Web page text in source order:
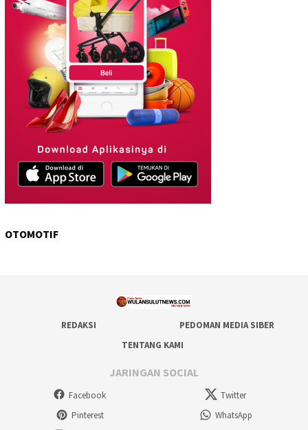
OTOMOTIF
REDAKSI
PEDOMAN MEDIA SIBER
TENTANG KAMI
JARINGAN SOCIAL
Facebook
Twitter
Pinterest
WhatsApp